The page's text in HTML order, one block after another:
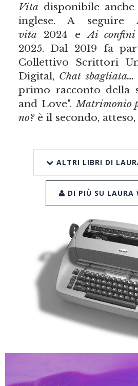
Vita disponibile
inglese. A seguire
vita 2024 eAi confini
2025. Dal 2019 fa
Collettivo Scrittori
Digital, Chat sbagliata…
primo racconto della
and Love".Matrimonio
no?è il secondo,
ALTRI LIBRI DI
DI PIÙ SU LAURA